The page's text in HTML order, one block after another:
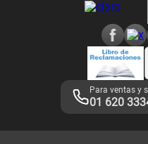
Adquirientes iPhone 6, 6S y SE
Mensaje de Seguridad
Términos y Condiciones de
Libro de Reclamaciones
Legales de marketplace
Para ventas y
01 620